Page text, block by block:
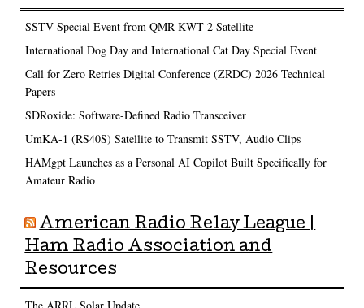
SSTV Special Event from QMR-KWT-2 Satellite
International Dog Day and International Cat Day Special Event
Call for Zero Retries Digital Conference (ZRDC) 2026 Technical
Papers
SDRoxide: Software-Defined Radio Transceiver
UmKA-1 (RS40S) Satellite to Transmit SSTV, Audio Clips
HAMgpt Launches as a Personal AI Copilot Built Specifically for
Amateur Radio
American Radio Relay League |
Ham Radio Association and
Resources